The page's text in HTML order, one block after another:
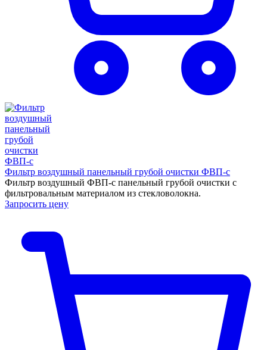
Фильтр воздушный панельный грубой очистки ФВП-с
Фильтр воздушный ФВП-с панельный грубой очистки с
фильтровальным материалом из стекловолокна.
Запросить цену